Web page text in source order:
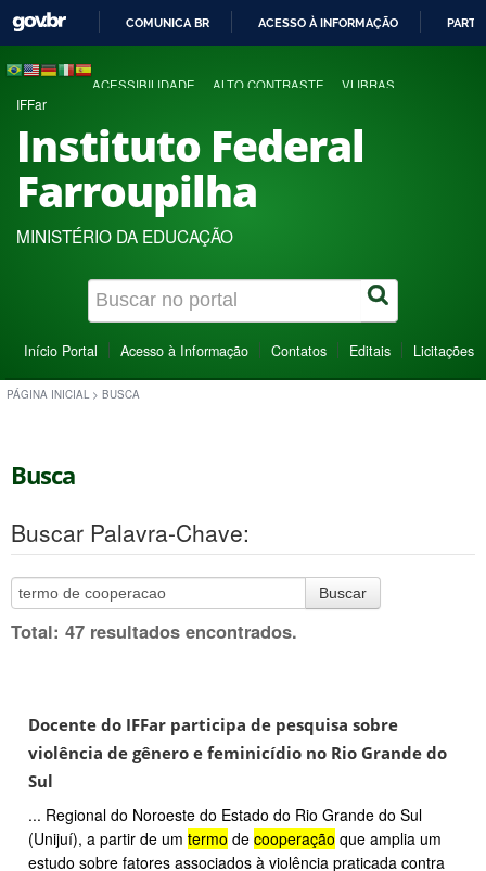
COMUNICA BR ACESSO À INFORMAÇÃO
ACESSIBILIDADE ALTO CONTRASTE VLIBRAS
IFFar
Instituto Federal
Farroupilha
MINISTÉRIO DA EDUCAÇÃO
Início Portal Acesso à Informação Contatos Editais Licitações
PÁGINA INICIAL > BUSCA
Busca
Buscar Palavra-Chave:
Buscar
Total: 47 resultados encontrados.
Docente do IFFar participa de pesquisa sobre
violência de gênero e feminicídio no Rio Grande do
Sul
... Regional do Noroeste do Estado do Rio Grande do Sul
(Unijuí), a partir de um termo de cooperação que amplia um
estudo sobre fatores associados à violência praticada contra